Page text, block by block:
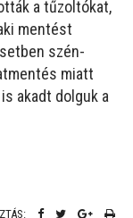
a tűzoltókat,
mentést
szén-
miatt
akadt dolguk a